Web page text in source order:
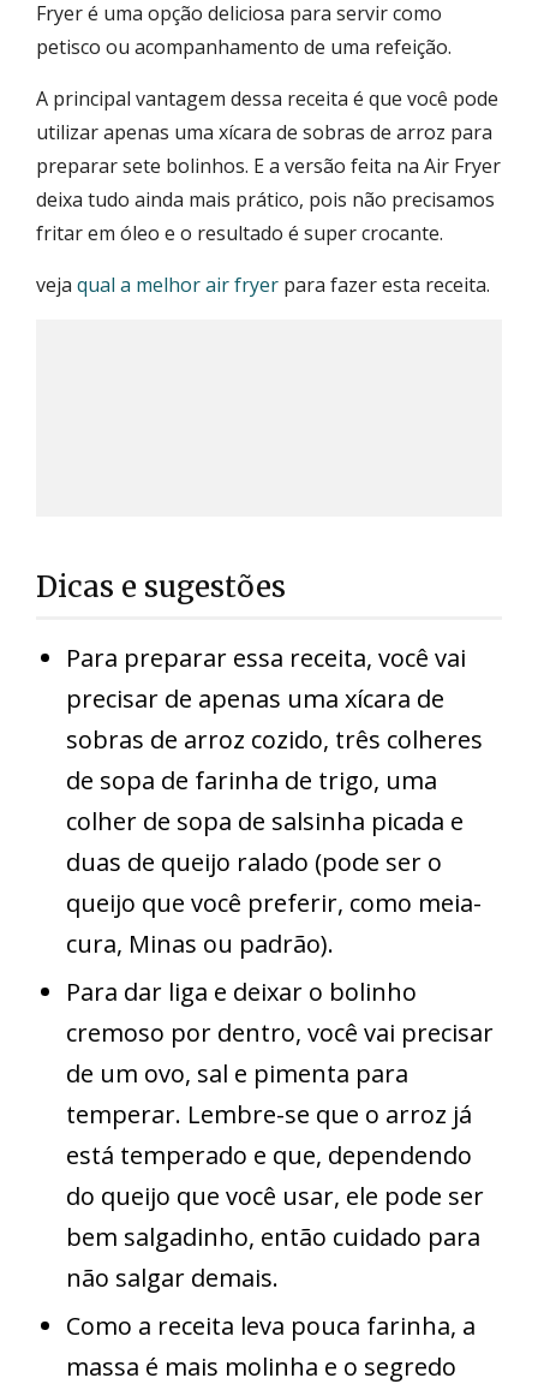
Fryer é uma opção deliciosa para servir como
petisco ou acompanhamento de uma refeição.
A principal vantagem dessa receita é que você pode
utilizar apenas uma xícara de sobras de arroz para
preparar sete bolinhos. E a versão feita na Air Fryer
deixa tudo ainda mais prático, pois não precisamos
fritar em óleo e o resultado é super crocante.
veja qual a melhor air fryer para fazer esta receita.
Dicas e sugestões
Para preparar essa receita, você vai
precisar de apenas uma xícara de
sobras de arroz cozido, três colheres
de sopa de farinha de trigo, uma
colher de sopa de salsinha picada e
duas de queijo ralado (pode ser o
queijo que você preferir, como meia-
cura, Minas ou padrão).
Para dar liga e deixar o bolinho
cremoso por dentro, você vai precisar
de um ovo, sal e pimenta para
temperar. Lembre-se que o arroz já
está temperado e que, dependendo
do queijo que você usar, ele pode ser
bem salgadinho, então cuidado para
não salgar demais.
Como a receita leva pouca farinha, a
massa é mais molinha e o segredo